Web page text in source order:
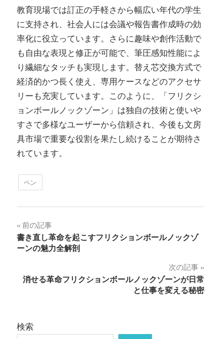
教育現場では訂正の手軽さから幅広い年代の学生
に支持され、社会人には会議や報告書作成時の効
率化に役立っています。さらに趣味や創作活動で
も自由な表現と修正が可能で、筆圧感知性能によ
り繊細なタッチも実現します。替え芯交換方式で
経済的かつ長く使え、専用ケースなどのアクセサ
リーも充実しています。このように、「フリクシ
ョンボールノックゾーン」は独自の技術と使いや
すさで多様なユーザーから信頼され、今後も文房
具市場で重要な役割を果たし続けることが期待さ
れています。
ペン
投
稿
ビ
ー
前の記事
書き直し革命を起こすフリクションボールノックゾ
ーンの魅力全解剖
次の記事
消せる革命フリクションボールノックゾーンが日常
と仕事を変える秘密
検索